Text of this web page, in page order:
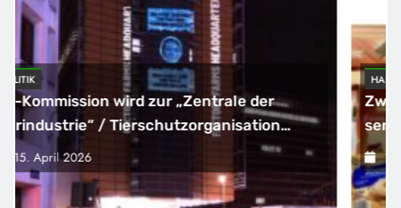
HANDEL
Zweite große Preissenkung im April: NORMA
senkt ab sofort die Preise auf Schokolade
und Käse um bis zu 16 Prozent / Mit
LECKERROM, CREMISEE, EXCELSIOR süßer
und herzhafter Genuss
15. April 2026